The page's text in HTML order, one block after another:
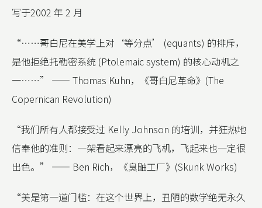
写于2002 年 2 月
“……哥白尼在美学上对‘等分点’ (equants) 的排斥，
是他拒绝托勒密系统 (Ptolemaic system) 的核心动机之
一……” —— Thomas Kuhn，《哥白尼革命》(The
Copernican Revolution)
“我们所有人都接受过 Kelly Johnson 的培训，并狂热地
信奉他的准则：一架看起来漂亮的飞机，飞起来也一定很
出色。” —— Ben Rich，《臭鼬工厂》(Skunk Works)
“美是第一道门槛：在这个世界上，丑陋的数学绝无永久